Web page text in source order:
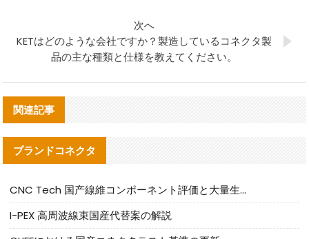
次へ
KETはどのような会社ですか？製造しているコネクタ製
品の主な種類と仕様を教えてください。
関連記事
ブランドコネクタ
CNC Tech 国产線維コンポーネント評価と大量生産適合ガイド
I-PEX 高周波線束国産代替案の解説